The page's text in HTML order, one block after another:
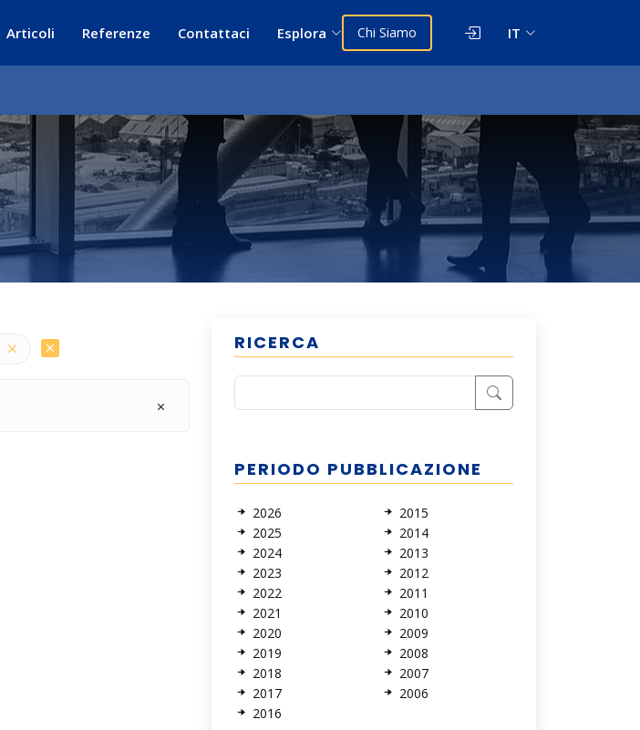
Articoli Referenze Contattaci Esplora Chi Siamo IT
RICERCA
PERIODO PUBBLICAZIONE
2026
2025
2024
2023
2022
2021
2020
2019
2018
2017
2016
2015
2014
2013
2012
2011
2010
2009
2008
2007
2006